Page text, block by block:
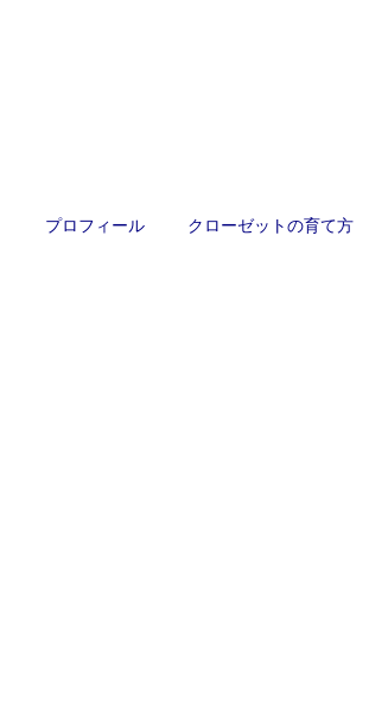
プロフィール クローゼットの育て方